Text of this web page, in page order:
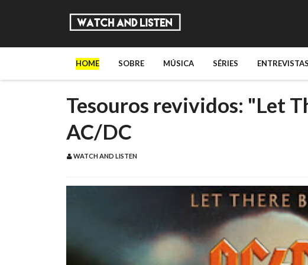
HOME SOBRE MÚSICA SÉRIES ENTREVISTAS
Tesouros revividos: "Let
AC/DC
WATCH AND LISTEN